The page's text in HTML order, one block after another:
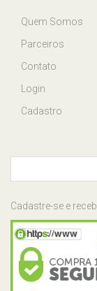
Quem Somos
Parceiros
Contato
Login
Cadastro
Cadastre-se e